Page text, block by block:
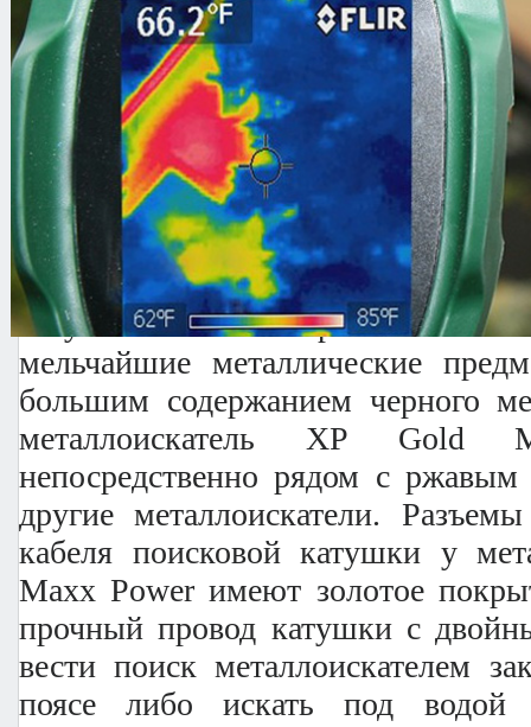
Описание:
Лучший металлоискатель для
периода, так называемых
предметов из сложных сплавов
металлоискателей опознают как
высокой (18КГЦ) поисковой
фильтрам вкупе с мощным
металлоискатель имеет
отсутствие ложных срабатываний
мельчайшие металлические
большим содержанием черного
металлоискатель XP Gold
непосредственно рядом с
другие металлоискатели.
кабеля поисковой катушки у
Maxx Power имеют золотое
прочный провод катушки с
вести поиск металлоискателем
поясе либо искать под